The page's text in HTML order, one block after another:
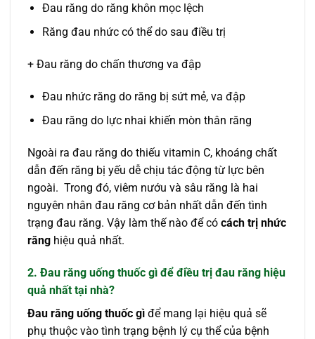
Đau răng do răng khôn mọc lệch
Răng đau nhức có thể do sau điều trị
+ Đau răng do chấn thương va đập
Đau nhức răng do răng bị sứt mẻ, va đập
Đau răng do lực nhai khiến mòn thân răng
Ngoài ra đau răng do thiếu vitamin C, khoáng chất
dẫn đến răng bị yếu dễ chịu tác động từ lực bên
ngoài. Trong đó, viêm nướu và sâu răng là hai
nguyên nhân đau răng cơ bản nhất dẫn đến tình
trạng đau răng. Vậy làm thế nào để có cách trị nhức
răng hiệu quả nhất.
2. Đau răng uống thuốc gì để điều trị đau răng hiệu
quả nhất tại nhà?
Đau răng uống thuốc gì để mang lại hiệu quả sẽ
phụ thuộc vào tình trạng bệnh lý cụ thể của bệnh